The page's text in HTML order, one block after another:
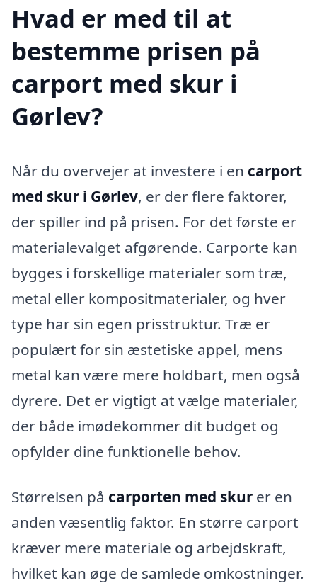
Hvad er med til at
bestemme prisen på
carport med skur i
Gørlev?
Når du overvejer at investere i en carport
med skur i Gørlev, er der flere faktorer,
der spiller ind på prisen. For det første er
materialevalget afgørende. Carporte kan
bygges i forskellige materialer som træ,
metal eller kompositmaterialer, og hver
type har sin egen prisstruktur. Træ er
populært for sin æstetiske appel, mens
metal kan være mere holdbart, men også
dyrere. Det er vigtigt at vælge materialer,
der både imødekommer dit budget og
opfylder dine funktionelle behov.
Størrelsen på carporten med skur er en
anden væsentlig faktor. En større carport
kræver mere materiale og arbejdskraft,
hvilket kan øge de samlede omkostninger.